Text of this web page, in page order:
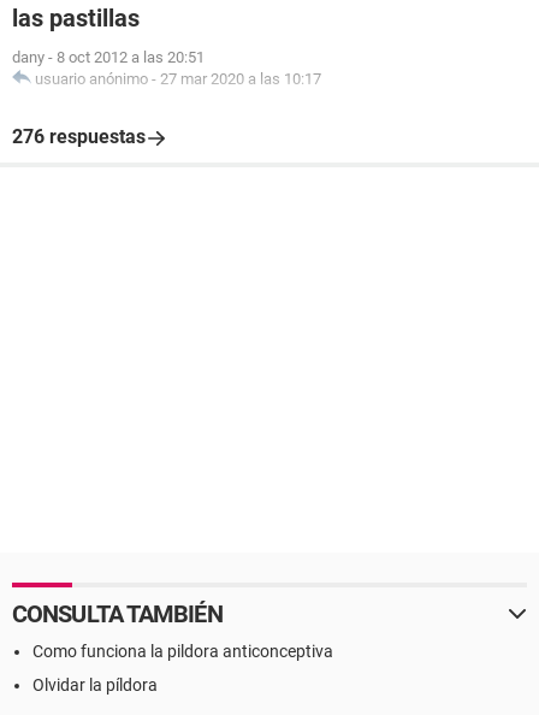
las pastillas
dany - 8 oct 2012 a las 20:51
usuario anónimo - 27 mar 2020 a las 10:17
276 respuestas
CONSULTA TAMBIÉN
Como funciona la pildora anticonceptiva
Olvidar la píldora